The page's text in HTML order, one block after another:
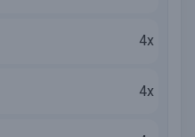
4x
4x